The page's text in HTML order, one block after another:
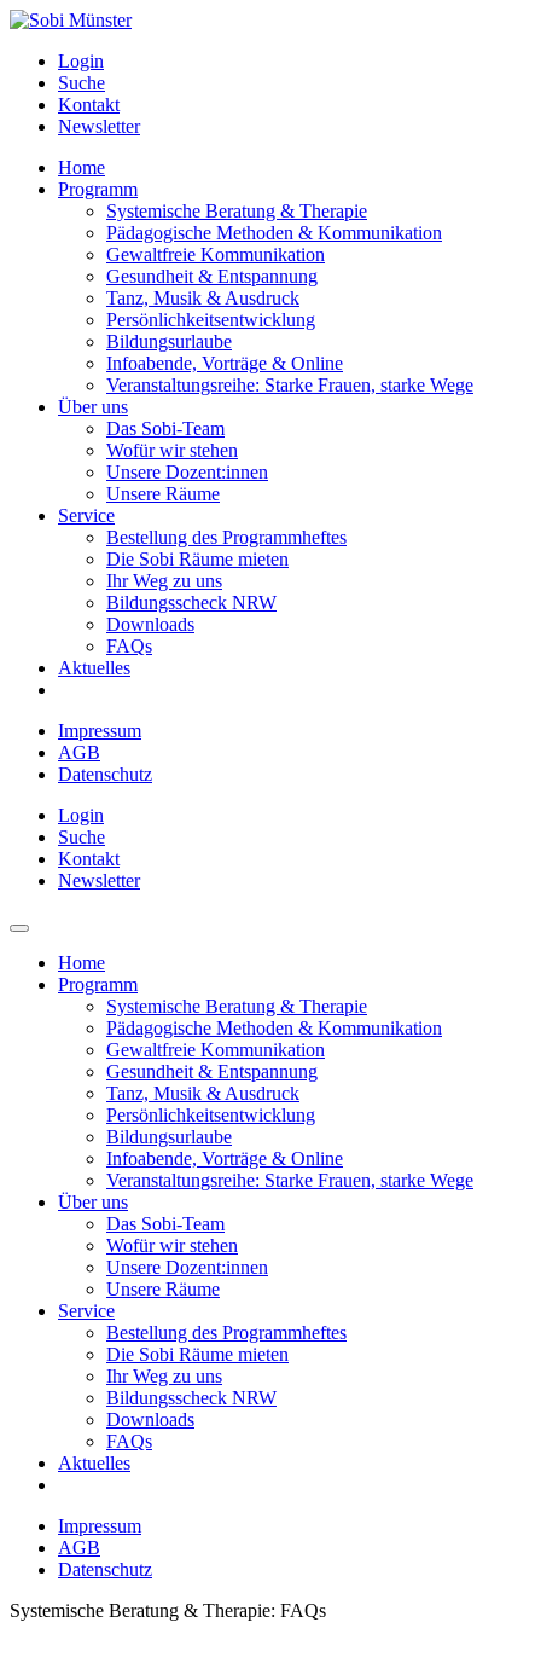
Login
Suche
Kontakt
Newsletter
Home
Programm
Systemische Beratung & Therapie
Pädagogische Methoden & Kommunikation
Gewaltfreie Kommunikation
Gesundheit & Entspannung
Tanz, Musik & Ausdruck
Persönlichkeitsentwicklung
Bildungsurlaube
Infoabende, Vorträge & Online
Veranstaltungsreihe: Starke Frauen, starke Wege
Über uns
Das Sobi-Team
Wofür wir stehen
Unsere Dozent:innen
Unsere Räume
Service
Bestellung des Programmheftes
Die Sobi Räume mieten
Ihr Weg zu uns
Bildungsscheck NRW
Downloads
FAQs
Aktuelles
Impressum
AGB
Datenschutz
Login
Suche
Kontakt
Newsletter
Home
Programm
Systemische Beratung & Therapie
Pädagogische Methoden & Kommunikation
Gewaltfreie Kommunikation
Gesundheit & Entspannung
Tanz, Musik & Ausdruck
Persönlichkeitsentwicklung
Bildungsurlaube
Infoabende, Vorträge & Online
Veranstaltungsreihe: Starke Frauen, starke Wege
Über uns
Das Sobi-Team
Wofür wir stehen
Unsere Dozent:innen
Unsere Räume
Service
Bestellung des Programmheftes
Die Sobi Räume mieten
Ihr Weg zu uns
Bildungsscheck NRW
Downloads
FAQs
Aktuelles
Impressum
AGB
Datenschutz
Systemische Beratung & Therapie: FAQs